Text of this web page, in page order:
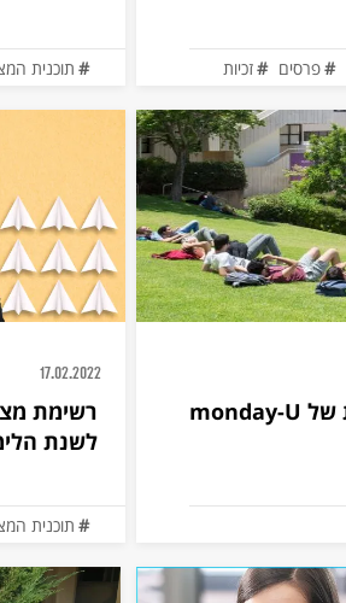
פרסים זכיות תוכנית
תוכנית המלגות של monday-U
17.02.2022
רשימת
לשנת
תוכנית